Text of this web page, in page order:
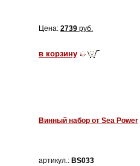
Цена: 2739 руб.
в корзину
Винный набор от Sea Power
артикул.: BS033